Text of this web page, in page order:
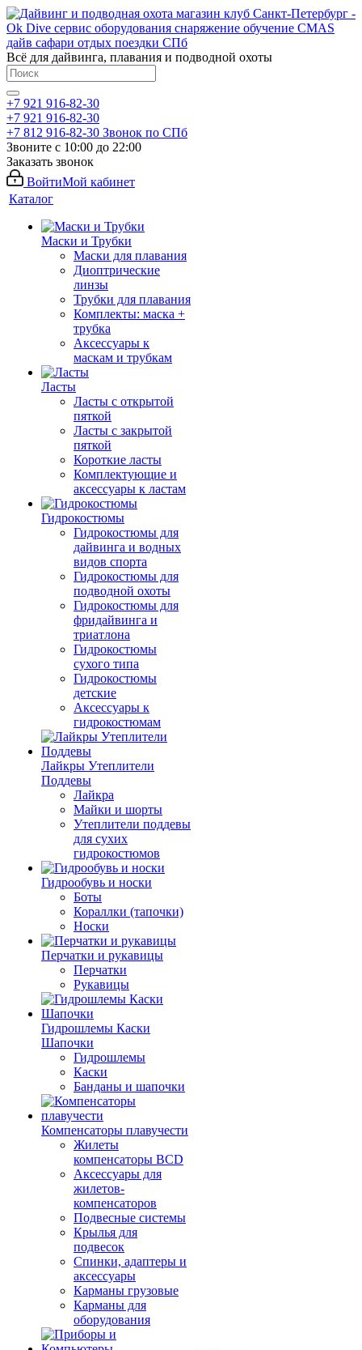
Всё для дайвинга, плавания и подводной охоты
+7 921 916-82-30
+7 921 916-82-30
+7 812 916-82-30 Звонок по СПб
Звоните с 10:00 до 22:00
Заказать звонок
ВойтиМой кабинет
Каталог
Маски и Трубки
Маски для плавания
Диоптрические
линзы
Трубки для плавания
Комплекты: маска +
трубка
Аксессуары к
маскам и трубкам
Ласты
Ласты с открытой
пяткой
Ласты с закрытой
пяткой
Короткие ласты
Комплектующие и
аксессуары к ластам
Гидрокостюмы
Гидрокостюмы для
дайвинга и водных
видов спорта
Гидрокостюмы для
подводной охоты
Гидрокостюмы для
фридайвинга и
триатлона
Гидрокостюмы
сухого типа
Гидрокостюмы
детские
Аксессуары к
гидрокостюмам
Лайкры Утеплители
Поддевы
Лайкра
Майки и шорты
Утеплители поддевы
для сухих
гидрокостюмов
Гидрообувь и носки
Боты
Кораллки (тапочки)
Носки
Перчатки и рукавицы
Перчатки
Рукавицы
Гидрошлемы Каски
Шапочки
Гидрошлемы
Каски
Банданы и шапочки
Компенсаторы плавучести
Жилеты
компенсаторы BCD
Аксессуары для
жилетов-
компенсаторов
Подвесные системы
Крылья для
подвесок
Спинки, адаптеры и
аксессуары
Карманы грузовые
Карманы для
оборудования